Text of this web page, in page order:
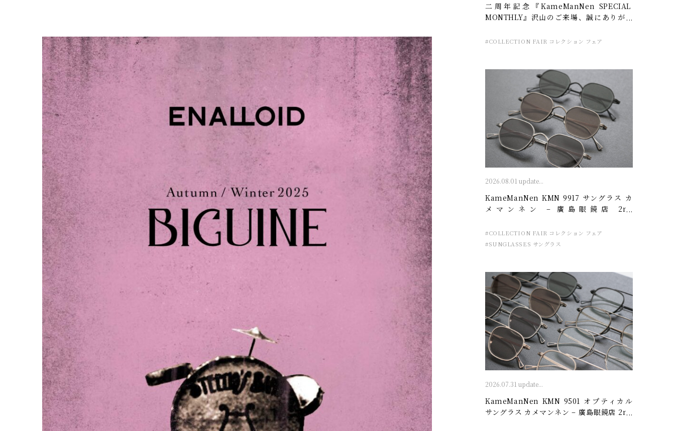
二周年記念『KameManNen SPECIAL
MONTHLY』沢山のご来場、誠にありがと
ANNIVERSARY
#COLLECTION FAIR コレクション フェア
2026.08.01 update...
KameManNen KMN 9917 サングラス カ
メマンネン – 廣島眼鏡店 2nd
#COLLECTION FAIR コレクション フェア
#SUNGLASSES サングラス
2026.07.31 update...
KameManNen KMN 9501 オプティカル
サングラス カメマンネン – 廣島眼鏡店 2nd